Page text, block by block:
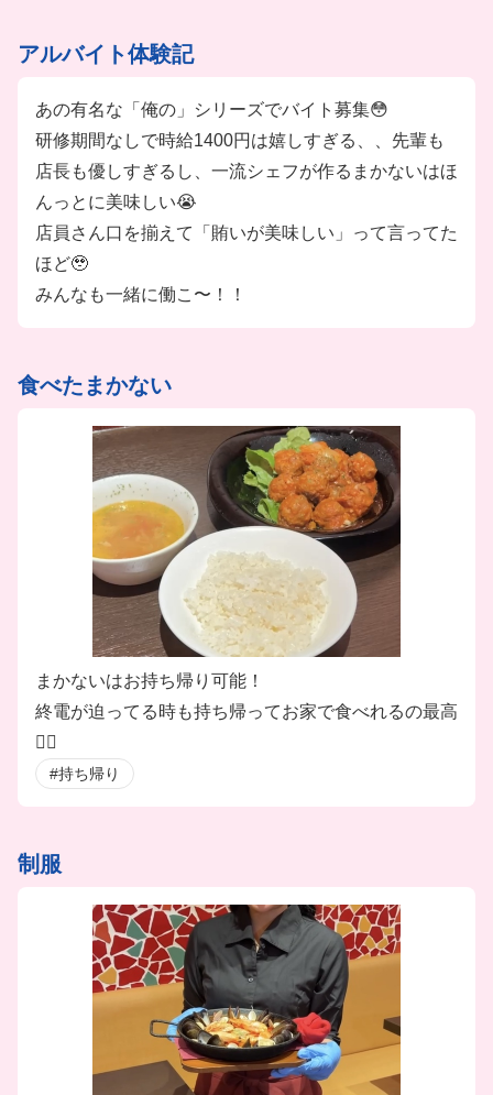
アルバイト体験記
あの有名な「俺の」シリーズでバイト募集😳
研修期間なしで時給1400円は嬉しすぎる、、先輩も
店長も優しすぎるし、一流シェフが作るまかないはほ
んっとに美味しい😭
店員さん口を揃えて「賄いが美味しい」って言ってた
ほど🥹
みんなも一緒に働こ〜！！
食べたまかない
まかないはお持ち帰り可能！
終電が迫ってる時も持ち帰ってお家で食べれるの最高
🙆‍♀️
#持ち帰り
制服